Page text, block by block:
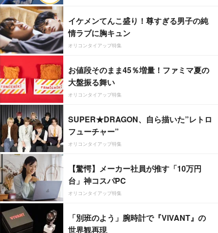
イケメンてんこ盛り！尊すぎる男子の純
情ラブに胸キュン
オリコンタイアップ特集
お値段そのまま45％増量！ファミマ夏の
大盤振る舞い
オリコンタイアップ特集
SUPER★DRAGON、自ら描いた”レトロ
フューチャー”
オリコンタイアップ特集
【驚愕】メーカー社員が推す「10万円
台」神コスパPC
オリコンタイアップ特集
「別班のよう」腕時計で『VIVANT』の
世界観再現